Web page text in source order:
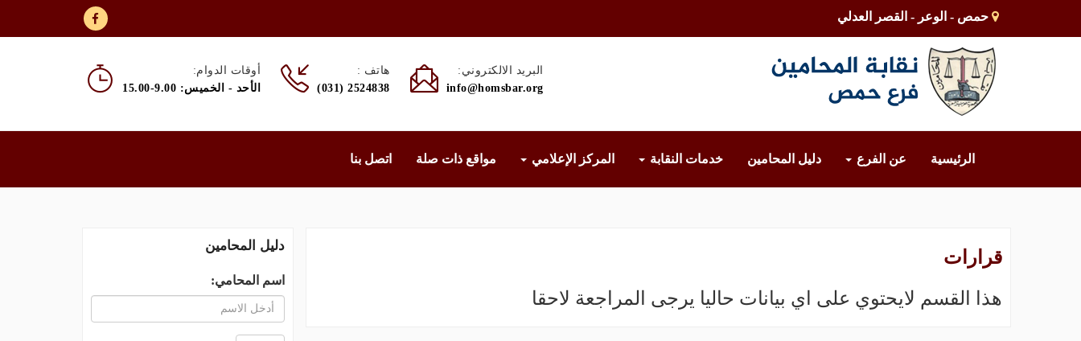
حمص - الوعر - القصر العدلي
أوقات الدوام:
الأحد - الخميس: 9.00-15.00
هاتف :
(031) 2524838
البريد الالكتروني:
info@homsbar.org
الرئيسية عن الفرع دليل المحامين خدمات النقابة المركز الإعلامي مواقع ذات صلة اتصل بنا
قرارات
هذا القسم لايحتوي على اي بيانات حاليا يرجى المراجعة لاحقا
دليل المحامين
اسم المحامي: